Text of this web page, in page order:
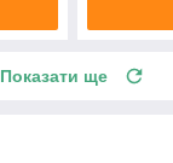
Показати ще